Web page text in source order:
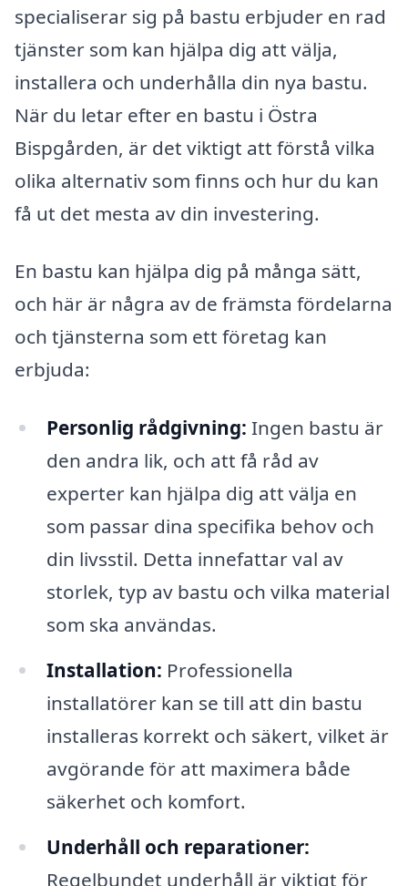
specialiserar sig på bastu erbjuder en rad
tjänster som kan hjälpa dig att välja,
installera och underhålla din nya bastu.
När du letar efter en bastu i Östra
Bispgården, är det viktigt att förstå vilka
olika alternativ som finns och hur du kan
få ut det mesta av din investering.
En bastu kan hjälpa dig på många sätt,
och här är några av de främsta fördelarna
och tjänsterna som ett företag kan
erbjuda:
Personlig rådgivning: Ingen bastu är
den andra lik, och att få råd av
experter kan hjälpa dig att välja en
som passar dina specifika behov och
din livsstil. Detta innefattar val av
storlek, typ av bastu och vilka material
som ska användas.
Installation: Professionella
installatörer kan se till att din bastu
installeras korrekt och säkert, vilket är
avgörande för att maximera både
säkerhet och komfort.
Underhåll och reparationer:
Regelbundet underhåll är viktigt för